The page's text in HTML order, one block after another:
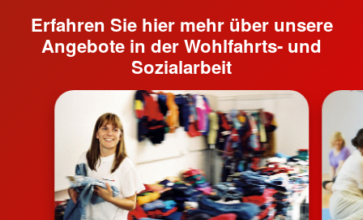
Erfahren Sie hier mehr über unsere
Angebote in der Wohlfahrts- und
Sozialarbeit